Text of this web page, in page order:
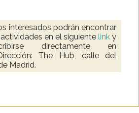
interesados podrán encontrar
en el siguiente link y
directamente en
The Hub, calle del
Madrid.